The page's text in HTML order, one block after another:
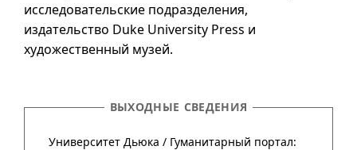
исследовательские подразделения,
издательство Duke University Press и
художественный музей.
ВЫХОДНЫЕ СВЕДЕНИЯ
Университет Дьюка / Гума­нитар­ный портал: